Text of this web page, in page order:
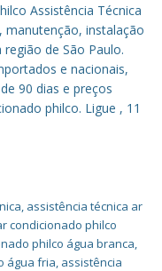
Assistência Técnica
manutenção, instalação
de São Paulo.
e nacionais,
90 dias e preços
philco. Ligue , 11
, assistência técnica ar
condicionado philco
philco água branca,
água fria, assistência